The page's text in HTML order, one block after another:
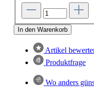
In den Warenkorb
Artikel
Produktfrage
Wo anders